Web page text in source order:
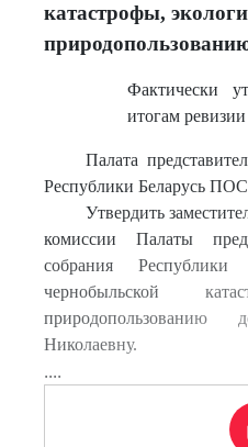
катастрофы,
Фактически
итогам ревизии
Палата
Республики Беларусь
Утвердить
комиссии Палаты
собрания
чернобыльской
Николаевну.
....